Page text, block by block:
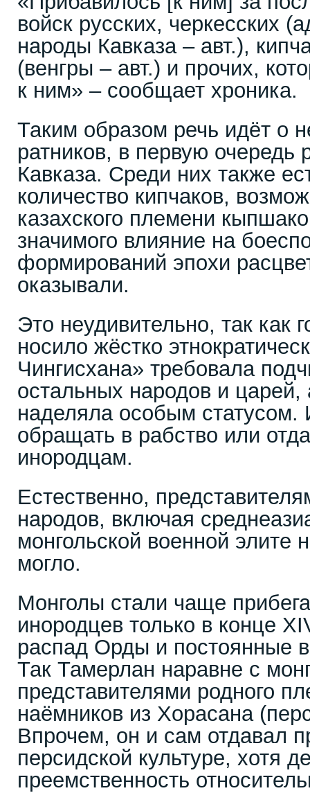
войск русских, черкесских
народы Кавказа – авт.),
(венгры – авт.) и прочих,
к ним» – сообщает хроника.
Таким образом речь идёт о
ратников, в первую очередь
Кавказа. Среди них также
количество кипчаков,
казахского племени
значимого влияние на
формирований эпохи
оказывали.
Это неудивительно, так как
носило жёстко
Чингисхана» требовала
остальных народов и царей,
наделяла особым статусом.
обращать в рабство или
инородцам.
Естественно,
народов, включая
монгольской военной элите
могло.
Монголы стали чаще
инородцев только в конце
распад Орды и постоянные
Так Тамерлан наравне с
представителями родного
наёмников из Хорасана
Впрочем, он и сам отдавал
персидской культуре, хотя
преемственность